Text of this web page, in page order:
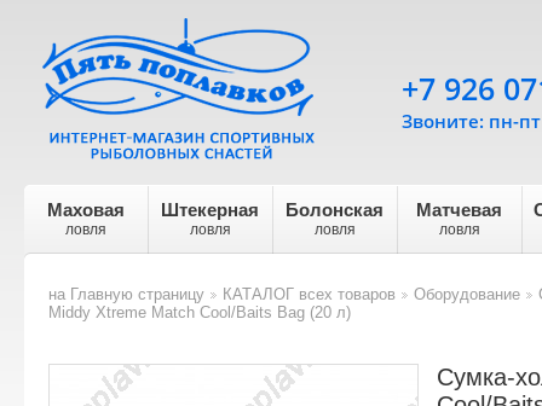
Маховая
ловля
Штекерная
ловля
Болонская
ловля
Матчевая
ловля
+7 926
Звоните: пн-
на Главную страницу
>
КАТАЛОГ всех товаров
Оборудование
Middy Xtreme Match Cool/Baits Bag (20 л)
Сумка-